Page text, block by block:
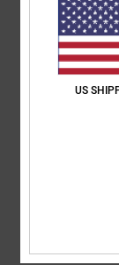
Comfort: 5/5
Materiale: 5/5
Consiglio
US